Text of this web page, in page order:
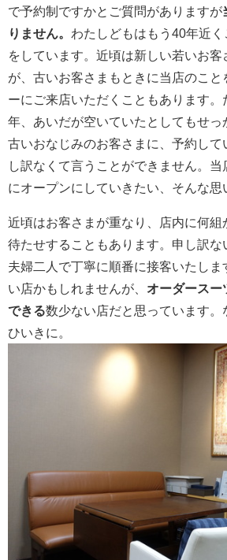
で予約制ですかとご質問がありますが
りません。 わたしどもはもう40年近
をしています。近頃は新しい若いお客
が、古いお客さまもときに当店のこ
ーにご来店いただくこともあります
年、あいだが空いていたとしてもせっ
古いおなじみのお客さまに、予約して
し訳なくて言うことができません。当
にオープンにしていきたい、そんな思
近頃はお客さまが重なり、店内に何組
待たせすることもあります。申し訳な
夫婦二人で丁寧に順番に接客いたしま
い店かもしれませんが、 オーダースー
できる数少ない店だと思っています。
ひいきに。